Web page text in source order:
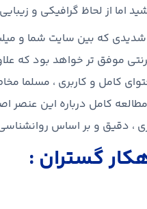
اما از لحاظ گرافیکی و
که بین سایت شما و
موفق تر خواهد بود که
کامل و کاربری ، مسلما
کامل درباره این
، دقیق و بر اساس
گستران :